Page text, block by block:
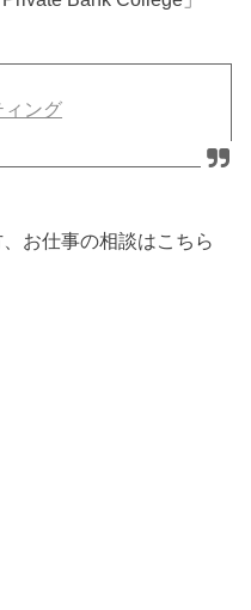
ィング
お仕事の相談はこちら